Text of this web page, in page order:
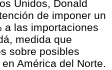
Unidos, Donald
de imponer un
a las importaciones
medida que
sobre posibles
América del Norte.